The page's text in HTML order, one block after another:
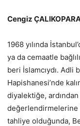
Cengiz
1968 yılında
ya da cemaatle
beri İslamcıydı. Adli
Hapishanesi’nde
diyalektiğe,
değerlendirmelerine
tahliye olduğunda,